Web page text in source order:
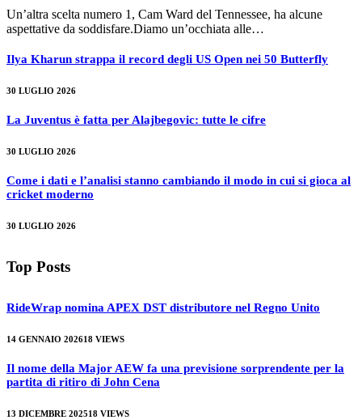
Un’altra scelta numero 1, Cam Ward del Tennessee, ha alcune
aspettative da soddisfare.Diamo un’occhiata alle…
Ilya Kharun strappa il record degli US Open nei 50 Butterfly
30 LUGLIO 2026
La Juventus è fatta per Alajbegovic: tutte le cifre
30 LUGLIO 2026
Come i dati e l’analisi stanno cambiando il modo in cui si gioca al
cricket moderno
30 LUGLIO 2026
Top Posts
RideWrap nomina APEX DST distributore nel Regno Unito
14 GENNAIO 202618 VIEWS
Il nome della Major AEW fa una previsione sorprendente per la
partita di ritiro di John Cena
13 DICEMBRE 202518 VIEWS